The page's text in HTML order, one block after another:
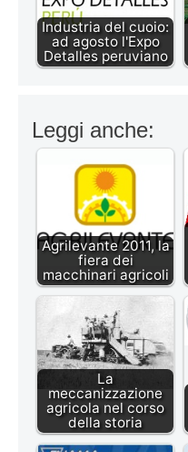
Industria del cuoio:
ad agosto l'Expo
Detalles peruviano
Leggi anche:
Agrilevante 2011, la
fiera dei
macchinari agricoli
La
meccanizzazione
agricola nel corso
della storia